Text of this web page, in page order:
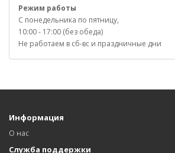
Режим работы
С понедельника по пятницу,
10:00 - 17:00 (без обеда)
Не работаем в сб-вс и праздничные дни
Информация
О нас
Служба поддержки